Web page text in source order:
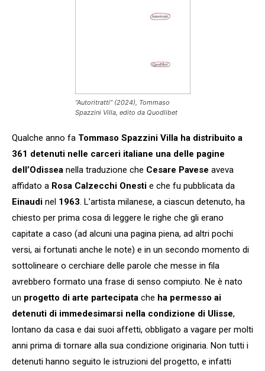
“Autoritratti” (2024), Tommaso
Spazzini Villa, edito da Quodlibet
Qualche anno fa Tommaso Spazzini Villa ha distribuito a
361 detenuti nelle carceri italiane una delle pagine
dell’Odissea nella traduzione che Cesare Pavese aveva
affidato a Rosa Calzecchi Onesti e che fu pubblicata da
Einaudi nel 1963 . L’artista milanese, a ciascun detenuto, ha
chiesto per prima cosa di leggere le righe che gli erano
capitate a caso (ad alcuni una pagina piena, ad altri pochi
versi, ai fortunati anche le note) e in un secondo momento di
sottolineare o cerchiare delle parole che messe in fila
avrebbero formato una frase di senso compiuto. Ne è nato
un progetto di arte partecipata che ha permesso ai
detenuti di immedesimarsi nella condizione di Ulisse,
lontano da casa e dai suoi affetti, obbligato a vagare per molti
anni prima di tornare alla sua condizione originaria. Non tutti i
detenuti hanno seguito le istruzioni del progetto, e infatti